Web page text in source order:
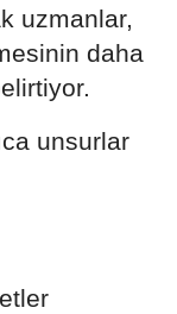
uzmanlar,
daha
unsurlar